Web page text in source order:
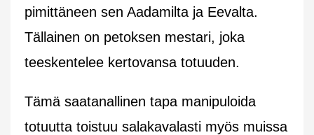
pimittäneen sen Aadamilta ja Eevalta.
Tällainen on petoksen mestari, joka
teeskentelee kertovansa totuuden.
Tämä saatanallinen tapa manipuloida
totuutta toistuu salakavalasti myös muissa